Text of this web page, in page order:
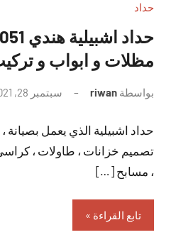
حداد
مظلات و ابواب و
بواسطة riwan سبتمبر 28, 2021
حداد اشبيلية الذي يعمل بصيانة
تصميم خزانات ، طاولات ،
، مسابح […]
تابع القراءة